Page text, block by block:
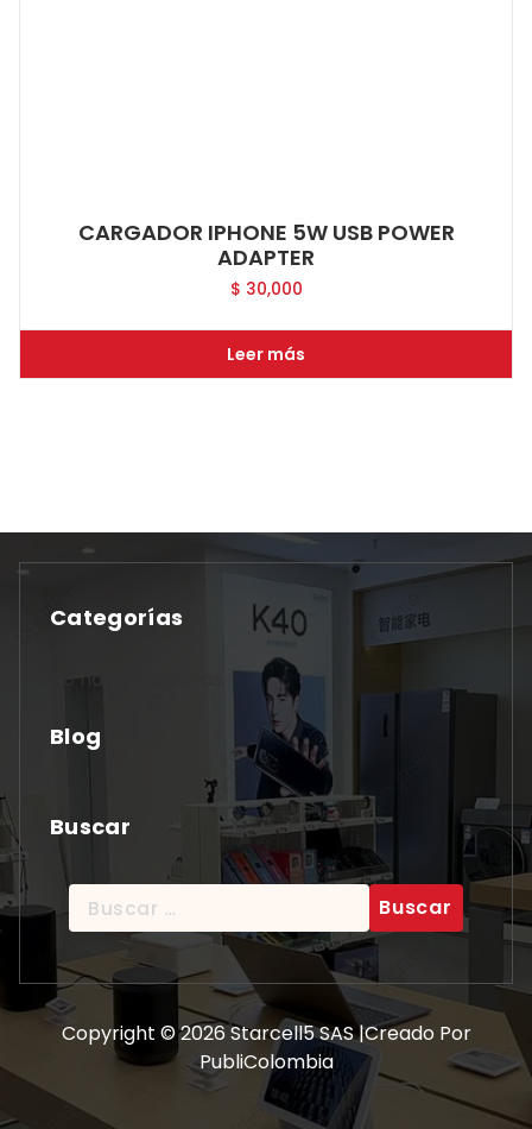
CARGADOR IPHONE 5W USB POWER
ADAPTER
$ 30,000
Leer más
Categorías
No hay categorías
Blog
Buscar
Buscar:
Copyright © 2026 Starcell5 SAS |Creado Por
PubliColombia